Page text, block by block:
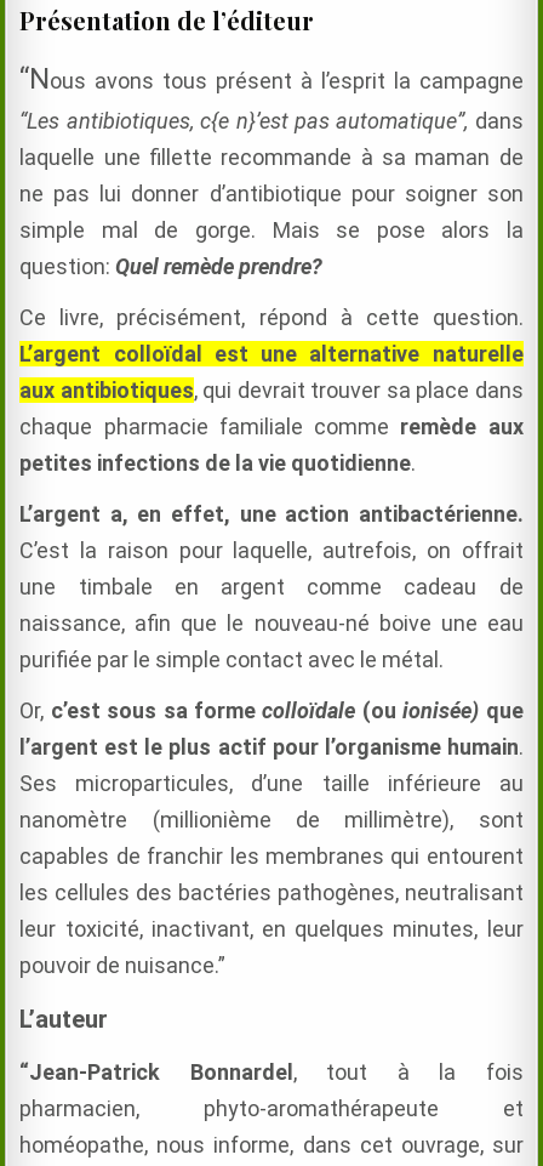
Présentation de l’éditeur
“Nous avons tous présent à l’esprit la campagne
“Les antibiotiques, c{e n}’est pas automatique”, dans
laquelle une fillette recommande à sa maman de
ne pas lui donner d’antibiotique pour soigner son
simple mal de gorge. Mais se pose alors la
question:Quel remède prendre?
Ce livre, précisément, répond à cette question.
L’argent colloïdal est une alternative naturelle
aux antibiotiques, qui devrait trouver sa place dans
chaque pharmacie familiale comme remède aux
petites infections de la vie quotidienne.
L’argent a, en effet, une action antibactérienne.
C’est la raison pour laquelle, autrefois, on offrait
une timbale en argent comme cadeau de
naissance, afin que le nouveau-né boive une eau
purifiée par le simple contact avec le métal.
Or, c’est sous sa formecolloïdale (ouionisée) que
l’argent est le plus actif pour l’organisme humain.
Ses microparticules, d’une taille inférieure au
nanomètre (millionième de millimètre), sont
capables de franchir les membranes qui entourent
les cellules des bactéries pathogènes, neutralisant
leur toxicité, inactivant, en quelques minutes, leur
pouvoir de nuisance.”
L’auteur
“Jean-Patrick Bonnardel , tout à la fois
pharmacien, phyto-aromathérapeute et
homéopathe, nous informe, dans cet ouvrage, sur